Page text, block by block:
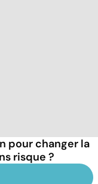
pour changer la
risque ?